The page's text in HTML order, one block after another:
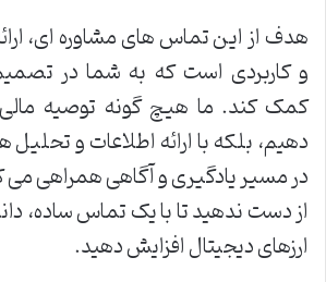
هدف از این تماس های مشاوره ای،
و کاربردی است که به شما در
کمک کند. ما هیچ گونه توصیه
دهیم، بلکه با ارائه اطلاعات و
در مسیر یادگیری و آگاهی همراهی
از دست ندهید تا با یک تماس ساده،
ارزهای دیجیتال افزایش دهید.